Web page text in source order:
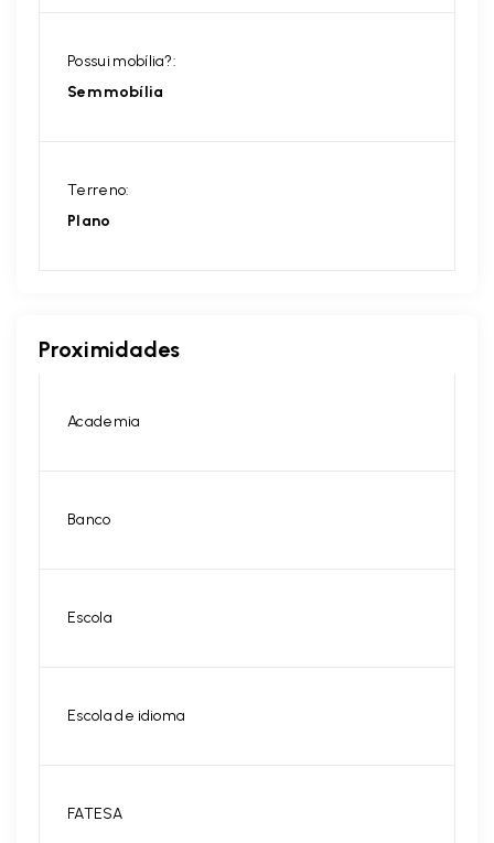
Possui mobília?:
Sem mobília
Terreno:
Plano
Proximidades
Academia
Banco
Escola
Escola de idioma
FATESA